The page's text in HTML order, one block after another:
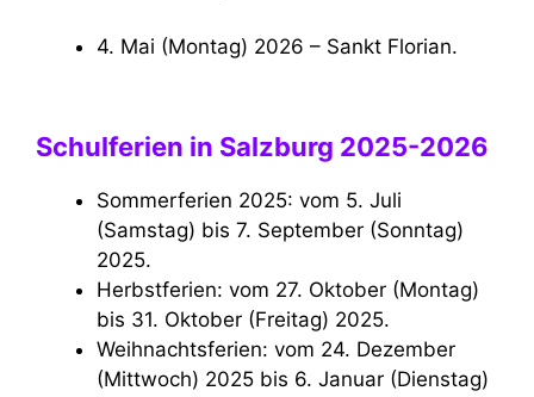
4. Mai (Montag) 2026 – Sankt Florian.
Schulferien in Salzburg 2025-2026
Sommerferien 2025: vom 5. Juli
(Samstag) bis 7. September (Sonntag)
2025.
Herbstferien: vom 27. Oktober (Montag)
bis 31. Oktober (Freitag) 2025.
Weihnachtsferien: vom 24. Dezember
(Mittwoch) 2025 bis 6. Januar (Dienstag)